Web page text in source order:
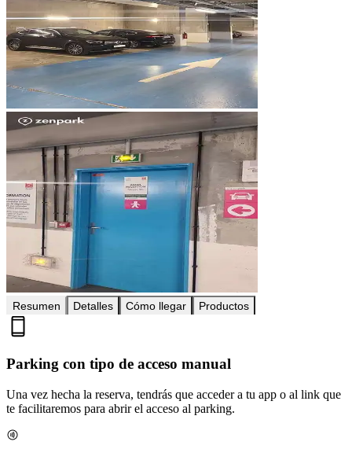
Resumen Detalles Cómo llegar Productos
Parking con tipo de acceso manual
Una vez hecha la reserva, tendrás que acceder a tu app o al link que
te facilitaremos para abrir el acceso al parking.